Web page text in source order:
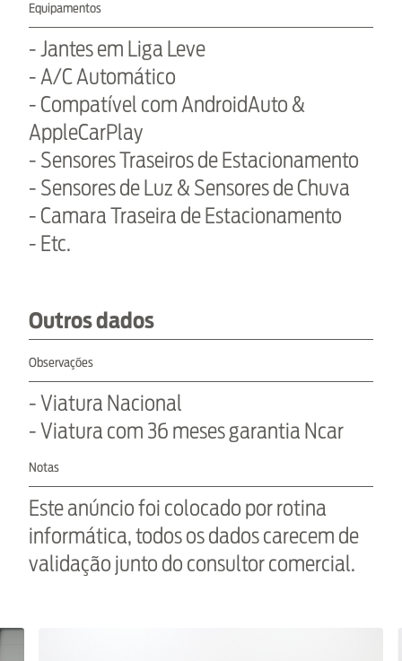
Equipamentos
- Jantes em Liga Leve
- A/C Automático
- Compatível com AndroidAuto &
AppleCarPlay
- Sensores Traseiros de Estacionamento
- Sensores de Luz & Sensores de Chuva
- Camara Traseira de Estacionamento
- Etc.
Outros dados
Observações
- Viatura Nacional
- Viatura com 36 meses garantia Ncar
Notas
Este anúncio foi colocado por rotina
informática, todos os dados carecem de
validação junto do consultor comercial.